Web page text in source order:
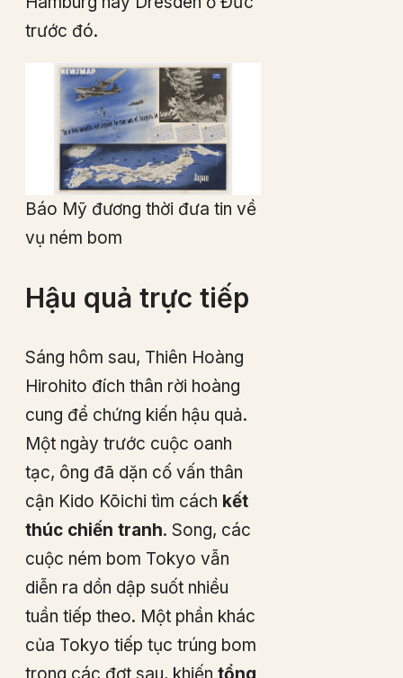
trước đó.
Báo Mỹ đương thời đưa tin về
vụ ném bom
Hậu quả trực tiếp
Sáng hôm sau, Thiên Hoàng
Hirohito đích thân rời hoàng
cung để chứng kiến hậu quả.
Một ngày trước cuộc oanh
tạc, ông đã dặn cố vấn thân
cận Kido Kōichi tìm cách kết
thúc chiến tranh. Song, các
cuộc ném bom Tokyo vẫn
diễn ra dồn dập suốt nhiều
tuần tiếp theo. Một phần khác
của Tokyo tiếp tục trúng bom
trong các đợt sau, khiến tổng